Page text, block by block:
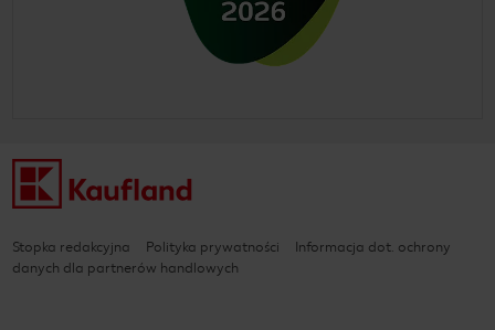
Stopka redakcyjna Polityka prywatności
Informacja dot. ochrony
danych dla partnerów handlowych